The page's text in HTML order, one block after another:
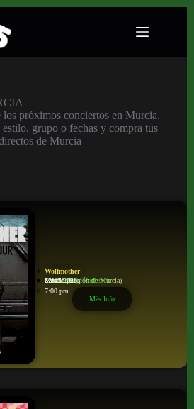
próximos conciertos en Murcia.
grupo o fechas y compra tus
de Murcia
Wolfmother
Metal/Heavy/Hard-rock
Sala Mamba
Murcia
Murcia (Región de Murcia)
22/07/2026
7:00 pm
Más Info